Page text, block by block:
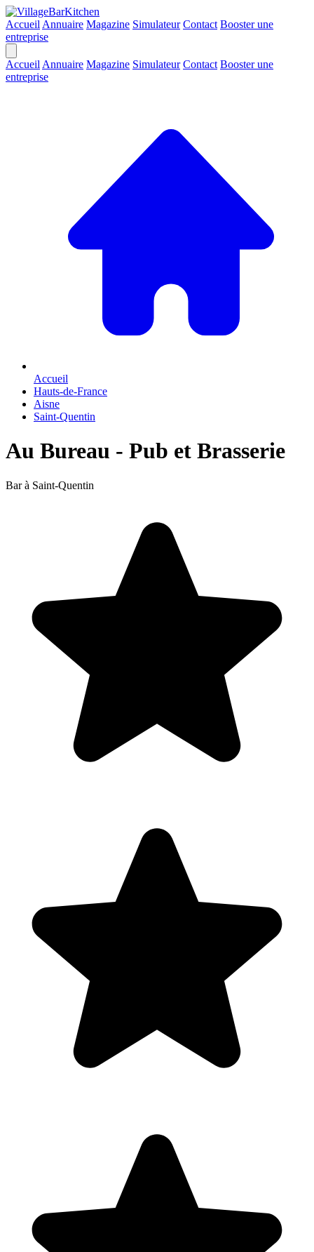
Accueil Annuaire Magazine Simulateur Contact Booster une
entreprise
Accueil Annuaire Magazine Simulateur Contact Booster une
entreprise
Accueil
Hauts-de-France
Aisne
Saint-Quentin
Au Bureau - Pub et Brasserie
Bar à Saint-Quentin